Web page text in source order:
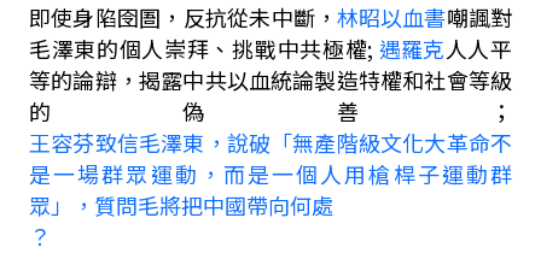
即使身陷囹圄，反抗從未中斷，林昭以血書嘲諷對
毛澤東的個人崇拜、挑戰中共極權; 遇羅克人人平
等的論辯，揭露中共以血統論製造特權和社會等級
的偽善；
王容芬致信毛澤東 ， 說破「無產階級文化大革命不
是一場群眾運動，而是一個人用槍桿子運動群
眾」
，質問毛將把中國帶向何處
？